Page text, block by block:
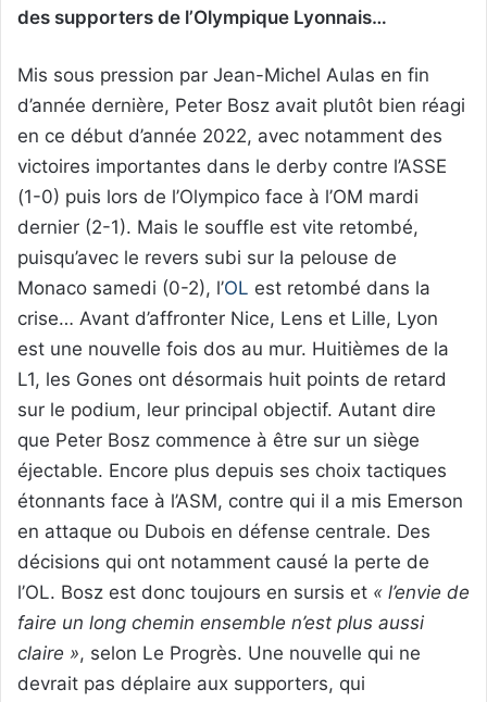
des supporters de l’Olympique Lyonnais…
Mis sous pression par Jean-Michel Aulas en fin
d’année dernière, Peter Bosz avait plutôt bien réagi
en ce début d’année 2022, avec notamment des
victoires importantes dans le derby contre l’ASSE
(1-0) puis lors de l’Olympico face à l’OM mardi
dernier (2-1). Mais le souffle est vite retombé,
puisqu’avec le revers subi sur la pelouse de
Monaco samedi (0-2), l’OL est retombé dans la
crise… Avant d’affronter Nice, Lens et Lille, Lyon
est une nouvelle fois dos au mur. Huitièmes de la
L1, les Gones ont désormais huit points de retard
sur le podium, leur principal objectif. Autant dire
que Peter Bosz commence à être sur un siège
éjectable. Encore plus depuis ses choix tactiques
étonnants face à l’ASM, contre qui il a mis Emerson
en attaque ou Dubois en défense centrale. Des
décisions qui ont notamment causé la perte de
l’OL. Bosz est donc toujours en sursis et « l’envie de
faire un long chemin ensemble n’est plus aussi
claire », selon Le Progrès. Une nouvelle qui ne
devrait pas déplaire aux supporters, qui